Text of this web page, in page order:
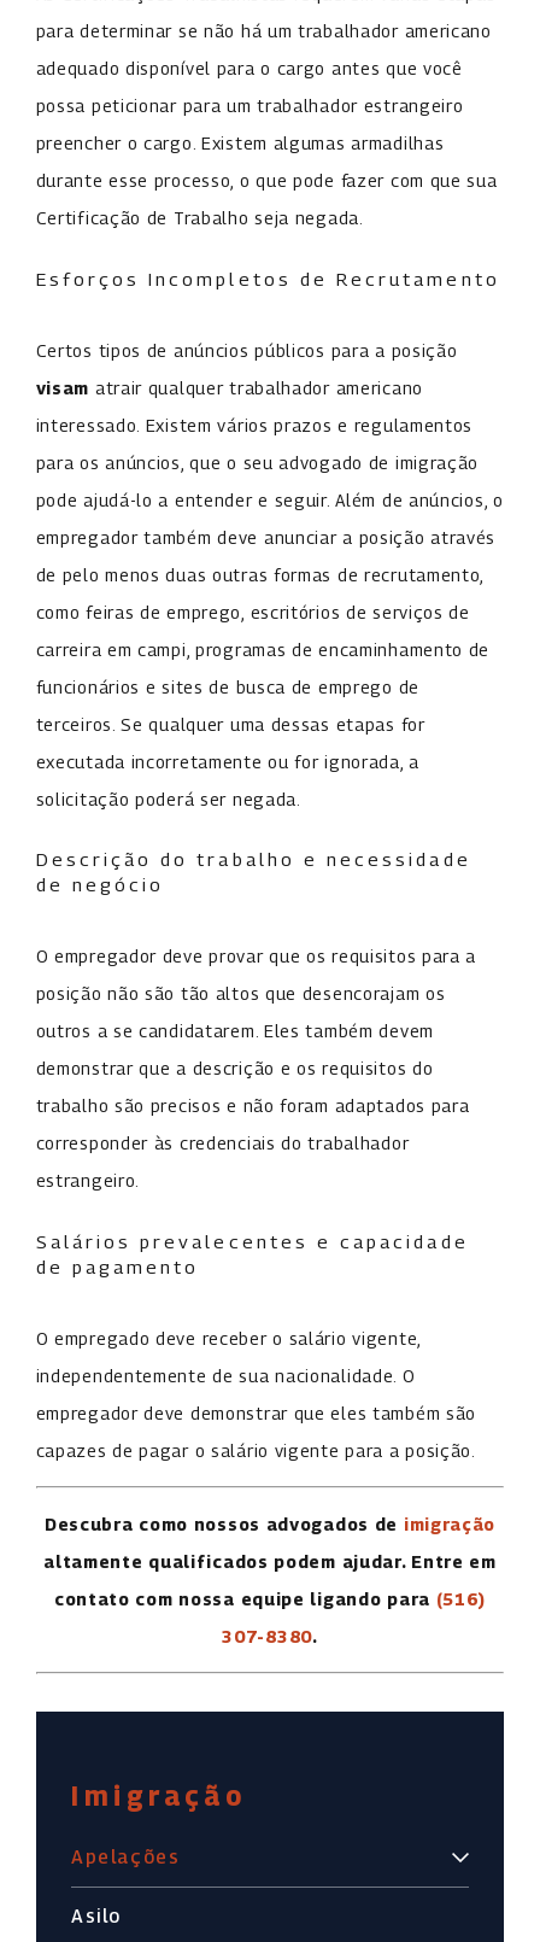
para determinar se não há um trabalhador americano
adequado disponível para o cargo antes que você
possa peticionar para um trabalhador estrangeiro
preencher o cargo. Existem algumas armadilhas
durante esse processo, o que pode fazer com que sua
Certificação de Trabalho seja negada.
Esforços Incompletos de Recrutamento
Certos tipos de anúncios públicos para a posição
visam atrair qualquer trabalhador americano
interessado. Existem vários prazos e regulamentos
para os anúncios, que o seu advogado de imigração
pode ajudá-lo a entender e seguir. Além de anúncios, o
empregador também deve anunciar a posição através
de pelo menos duas outras formas de recrutamento,
como feiras de emprego, escritórios de serviços de
carreira em campi, programas de encaminhamento de
funcionários e sites de busca de emprego de
terceiros. Se qualquer uma dessas etapas for
executada incorretamente ou for ignorada, a
solicitação poderá ser negada.
Descrição do trabalho e necessidade
de negócio
O empregador deve provar que os requisitos para a
posição não são tão altos que desencorajam os
outros a se candidatarem. Eles também devem
demonstrar que a descrição e os requisitos do
trabalho são precisos e não foram adaptados para
corresponder às credenciais do trabalhador
estrangeiro.
Salários prevalecentes e capacidade
de pagamento
O empregado deve receber o salário vigente,
independentemente de sua nacionalidade. O
empregador deve demonstrar que eles também são
capazes de pagar o salário vigente para a posição.
Descubra como nossos advogados de imigração
altamente qualificados podem ajudar. Entre em
contato com nossa equipe ligando para (516)
307-8380.
Imigração
Apelações
Asilo